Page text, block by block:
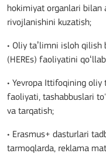
hokimiyat organlari bilan
rivojlanishini kuzatish;
• Oliy taʼlimni isloh qilish
(HEREs) faoliyatini
• Yevropa Ittifoqining
faoliyati, tashabbuslari
va tarqatish;
• Erasmus+ dasturlari
tarmoqlarda, reklama